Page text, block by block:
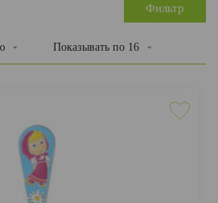
Фильтр
Показывать по 16